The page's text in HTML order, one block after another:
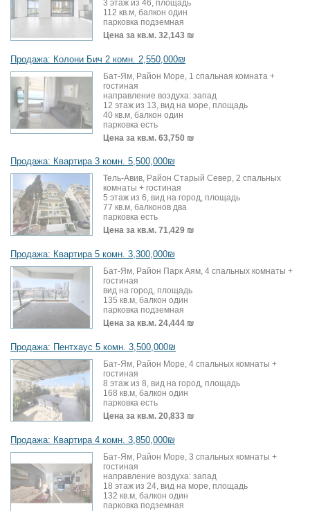
3 этаж из 46, площадь
112 кв.м, балкон один
парковка подземная
Цена за кв.м. 32,143 ₪
Продажа: Колони Бич 2 комн. 2,550,000₪
Бат-Ям, Район Море, 1 спальная комната +
гостиная
направление воздуха: запад
12 этаж из 13, вид на море, площадь
40 кв.м, балкон один
парковка есть
Цена за кв.м. 63,750 ₪
Продажа: Квартира 3 комн. 5,500,000₪
Тель-Авив, Район Старый Север, 2 спальных
комнаты + гостиная
5 этаж из 6, вид на город, площадь
77 кв.м, балконов два
парковка есть
Цена за кв.м. 71,429 ₪
Продажа: Квартира 5 комн. 3,300,000₪
Бат-Ям, Район Парк Аям, 4 спальных комнаты +
гостиная
вид на город, площадь
135 кв.м, балкон один
парковка подземная
Цена за кв.м. 24,444 ₪
Продажа: Пентхаус 5 комн. 3,500,000₪
Бат-Ям, Район Море, 4 спальных комнаты +
гостиная
8 этаж из 8, вид на город, площадь
168 кв.м, балкон один
парковка есть
Цена за кв.м. 20,833 ₪
Продажа: Квартира 4 комн. 3,850,000₪
Бат-Ям, Район Море, 3 спальных комнаты +
гостиная
направление воздуха: запад
18 этаж из 24, вид на море, площадь
132 кв.м, балкон один
парковка подземная